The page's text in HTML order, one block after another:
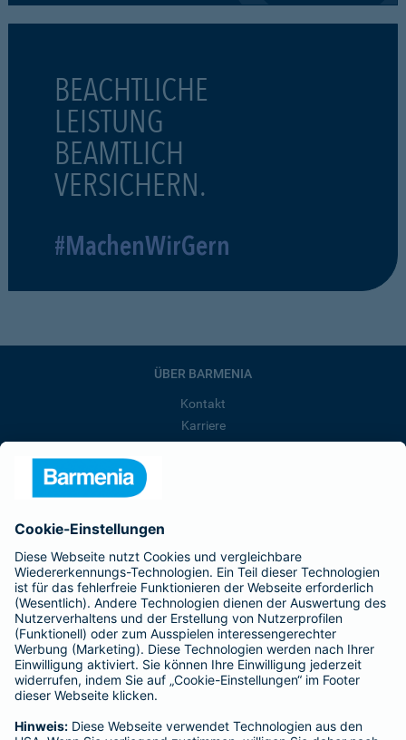
BEACHTLICHE
LEISTUNG
BEAMTLICH
VERSICHERN.
#MachenWirGern
ÜBER BARMENIA
Kontakt
Karriere
Barmenia ist Teil der BarmeniaGothaer
BELIEBTE SEITEN
Kranken-Zusatzversicherung
Tierversicherungen
Haftpflichtversicherung
Hausratversicherung